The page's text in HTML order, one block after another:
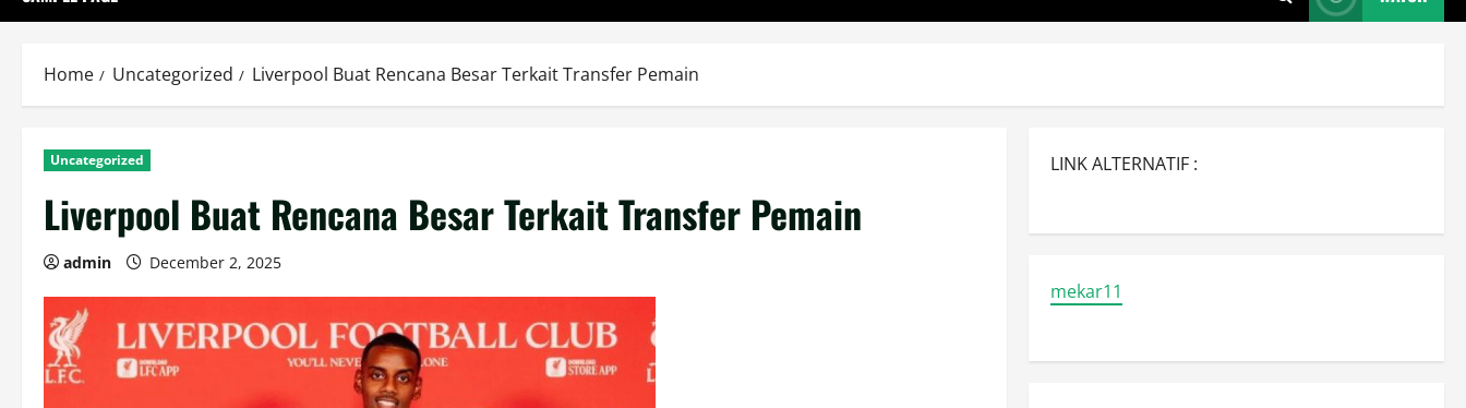
Home Uncategorized Liverpool Buat Rencana Besar Terkait Transfer Pemain
Uncategorized
Liverpool Buat Rencana Besar Terkait Transfer Pemain
admin December 2, 2025
LINK ALTERNATIF :
mekar11